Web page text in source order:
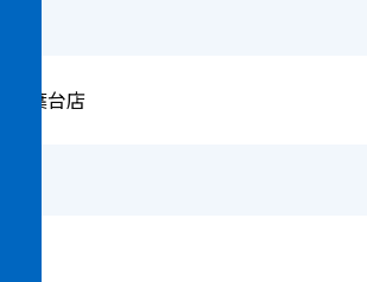
青葉台店